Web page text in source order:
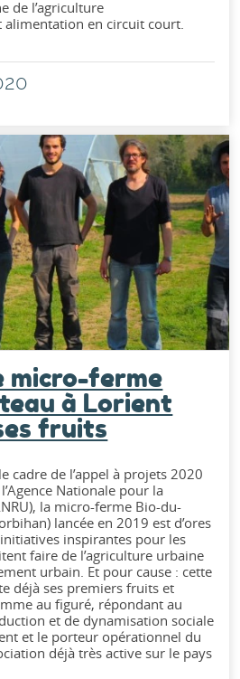
de l’agriculture
en circuit court.
micro-ferme
à Lorient
fruits
cadre de l’appel à projets 2020
Nationale pour la
la micro-ferme Bio-du-
lancée en 2019 est d’ores
inspirantes pour les
faire de l’agriculture urbaine
urbain. Et pour cause : cette
déjà ses premiers fruits et
au figuré, répondant au
et de dynamisation sociale
et le porteur opérationnel du
déjà très active sur le pays